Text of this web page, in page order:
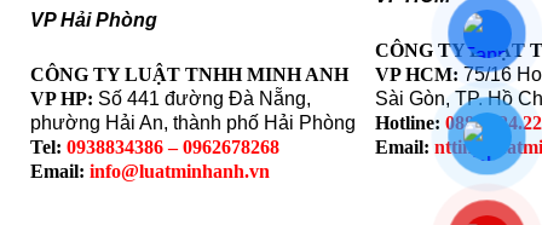
VP Hải Phòng
CÔNG TY LUẬT TNHH MINH ANH
VP HP: Số 441 đường Đà Nẵng,
phường Hải An, thành phố Hải Phòng
Tel: 0938834386 – 0962678268
Email: info@luatminhanh.vn
CÔNG TY LUẬT
VP HCM: 75/16
Sài Gòn, TP. Hồ
Hotline:
Email: